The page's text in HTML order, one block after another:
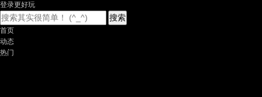
登录更好玩
搜索
首页
动态
热门